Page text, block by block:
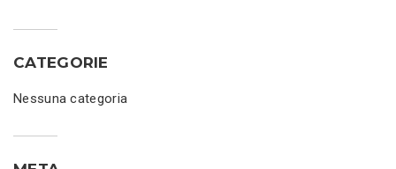
CATEGORIE
Nessuna categoria